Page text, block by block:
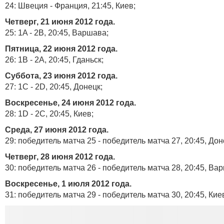
24: Швеция - Франция, 21:45, Киев;
Четверг, 21 июня 2012 года.
25: 1A - 2B, 20:45, Варшава;
Пятница, 22 июня 2012 года.
26: 1B - 2A, 20:45, Гданьск;
Суббота, 23 июня 2012 года.
27: 1C - 2D, 20:45, Донецк;
Воскресенье, 24 июня 2012 года.
28: 1D - 2C, 20:45, Киев;
Среда, 27 июня 2012 года.
29: победитель матча 25 - победитель матча 27, 20:45,
Четверг, 28 июня 2012 года.
30: победитель матча 26 - победитель матча 28, 20:45,
Воскресенье, 1 июля 2012 года.
31: победитель матча 29 - победитель матча 30, 20:45,